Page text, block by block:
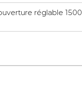
réglable 1500